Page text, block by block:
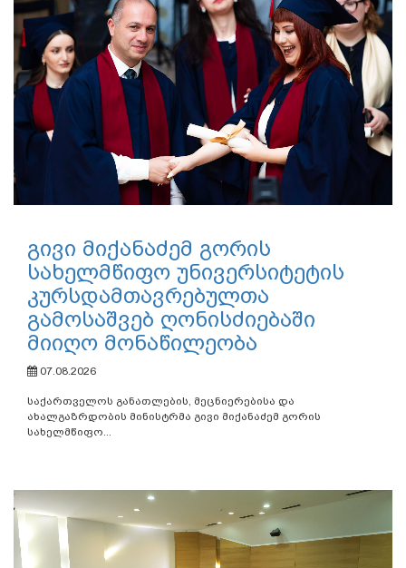
გივი მიქანაძემ გორის
სახელმწიფო უნივერსიტეტის
კურსდამთავრებულთა
გამოსაშვებ ღონისძიებაში
მიიღო მონაწილეობა
07.08.2026
საქართველოს განათლების, მეცნიერებისა და
ახალგაზრდობის მინისტრმა გივი მიქანაძემ გორის
სახელმწიფო...